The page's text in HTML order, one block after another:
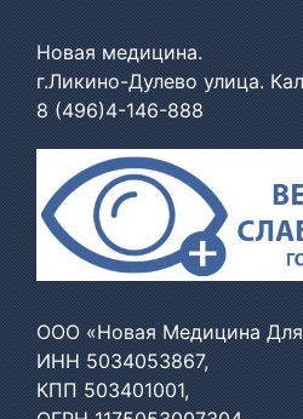
Новая медицина.
г.Ликино-Дулево улица.
8 (496)4-146-888
ООО «Новая Медицина
ИНН 5034053867,
КПП 503401001,